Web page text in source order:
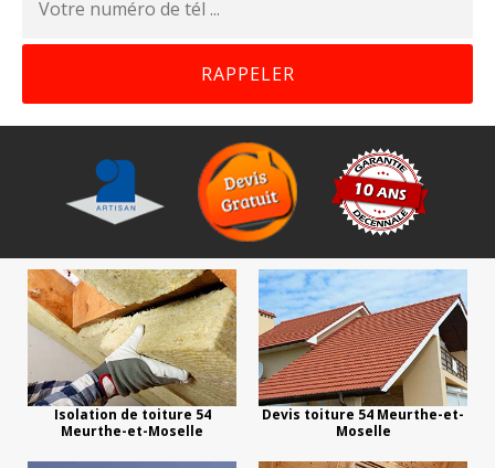
Isolation de toiture 54
Meurthe-et-Moselle
Devis toiture 54 Meurthe-et-
Moselle